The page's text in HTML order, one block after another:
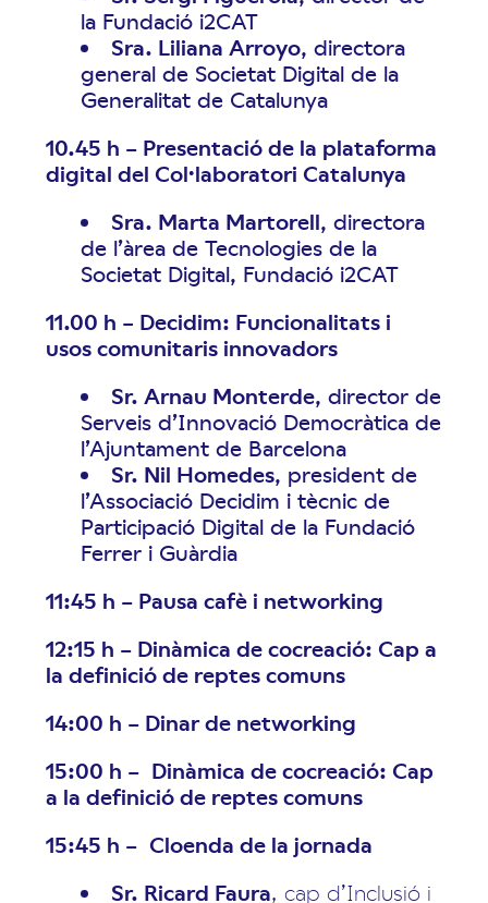
la Fundació i2CAT
Sra. Liliana Arroyo, directora
general de Societat Digital de la
Generalitat de Catalunya
10.45 h – Presentació de la plataforma
digital del Col·laboratori Catalunya
Sra. Marta Martorell, directora
de l’àrea de Tecnologies de la
Societat Digital, Fundació i2CAT
11.00 h – Decidim: Funcionalitats i
usos comunitaris innovadors
Sr. Arnau Monterde, director de
Serveis d’Innovació Democràtica de
l’Ajuntament de Barcelona
Sr. Nil Homedes, president de
l’Associació Decidim i tècnic de
Participació Digital de la Fundació
Ferrer i Guàrdia
11:45 h – Pausa cafè i networking
12:15 h – Dinàmica de cocreació: Cap a
la definició de reptes comuns
14:00 h – Dinar de networking
15:00 h – Dinàmica de cocreació: Cap
a la definició de reptes comuns
15:45 h – Cloenda de la jornada
Sr. Ricard Faura, cap d’Inclusió i